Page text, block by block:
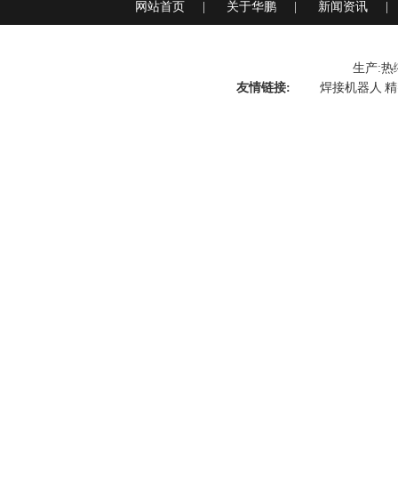
网站首页 关于华鹏 新闻资讯
生产:热
友情链接:
焊接机器人